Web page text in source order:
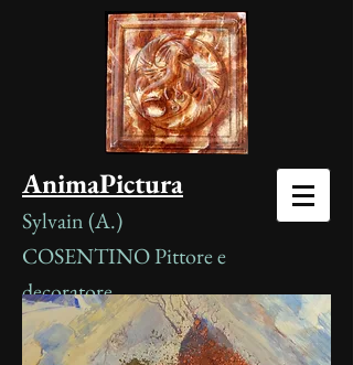
AnimaPictura
Sylvain (A.)
COSENTINOPittore e
decoratore